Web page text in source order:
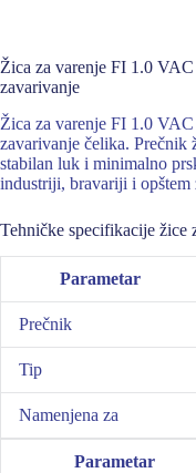
Žica za varenje FI 1.0
zavarivanje
Žica za varenje FI 1.0
zavarivanje čelika. Prečnik
stabilan luk i minimalno
industriji, bravariji i opštem
Tehničke specifikacije žice
Parametar
Prečnik
Tip
Namenjena za
Parametar